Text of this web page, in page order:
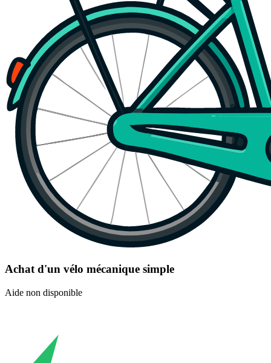
Achat d'un vélo mécanique simple
Aide non disponible